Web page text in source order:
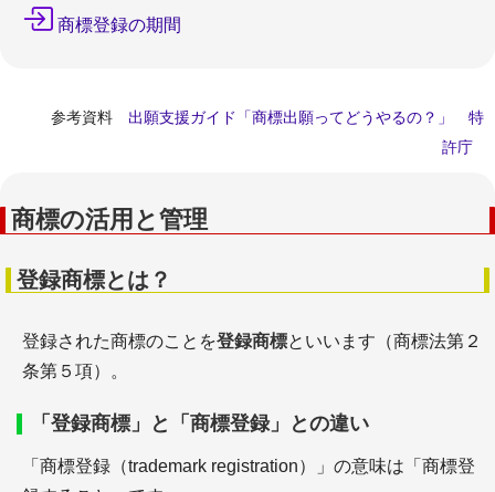
商標登録の期間
参考資料 出願支援ガイド「商標出願ってどうやるの？」 特
許庁
商標の活用と管理
登録商標とは？
登録された商標のことを登録商標といいます（商標法第２
条第５項）。
「登録商標」と「商標登録」との違い
「商標登録（trademark registration）」の意味は「商標登